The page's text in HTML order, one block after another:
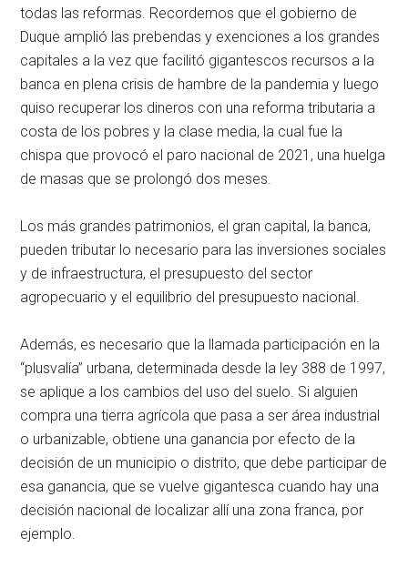
todas las reformas. Recordemos que el gobierno de
Duque amplió las prebendas y exenciones a los grandes
capitales a la vez que facilitó gigantescos recursos a la
banca en plena crisis de hambre de la pandemia y luego
quiso recuperar los dineros con una reforma tributaria a
costa de los pobres y la clase media, la cual fue la
chispa que provocó el paro nacional de 2021, una huelga
de masas que se prolongó dos meses.
Los más grandes patrimonios, el gran capital, la banca,
pueden tributar lo necesario para las inversiones sociales
y de infraestructura, el presupuesto del sector
agropecuario y el equilibrio del presupuesto nacional.
Además, es necesario que la llamada participación en la
“plusvalía” urbana, determinada desde la ley 388 de 1997,
se aplique a los cambios del uso del suelo. Si alguien
compra una tierra agrícola que pasa a ser área industrial
o urbanizable, obtiene una ganancia por efecto de la
decisión de un municipio o distrito, que debe participar de
esa ganancia, que se vuelve gigantesca cuando hay una
decisión nacional de localizar allí una zona franca, por
ejemplo.